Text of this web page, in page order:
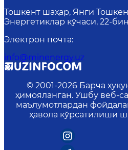
Тошкент шаҳар, Янги
Энергетиклар кўчаси, 22-
Электрон почта:
info@minenergy.uz
© 2001-2026 Барча
ҳимояланган. Ушбу веб-
маълумотлардан
ҳавола кўрсатилиши